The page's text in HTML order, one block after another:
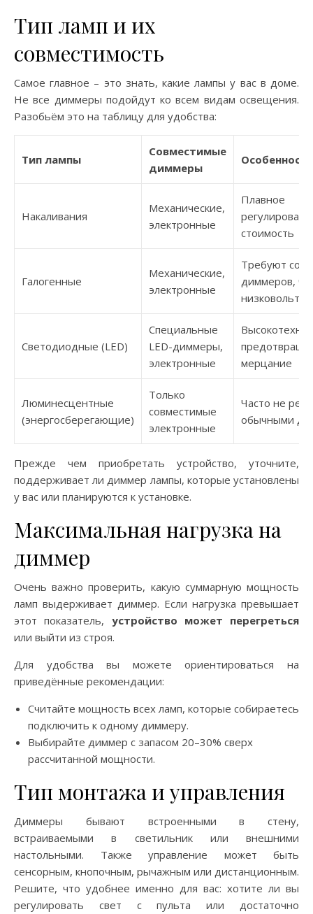
Тип ламп и их
совместимость
Самое главное – это знать, какие лампы у вас в доме.
Не все диммеры подойдут ко всем видам освещения.
Разобьём это на таблицу для удобства:
Тип лампы
Совместимые
диммеры
Накаливания
Механические,
электронные
Плавное
стоимость
Галогенные
Механические,
электронные
Требуют
диммеров,
Светодиодные (LED)
Специальные
LED-диммеры,
электронные
мерцание
Люминесцентные
(энергосберегающие)
Только
совместимые
электронные
Часто не
обычными
Прежде чем приобретать устройство, уточните,
поддерживает ли диммер лампы, которые установлены
у вас или планируются к установке.
Максимальная нагрузка на
диммер
Очень важно проверить, какую суммарную мощность
ламп выдерживает диммер. Если нагрузка превышает
этот показатель, устройство может перегреться
или выйти из строя.
Для удобства вы можете ориентироваться на
приведённые рекомендации:
Считайте мощность всех ламп, которые собираетесь
подключить к одному диммеру.
Выбирайте диммер с запасом 20–30% сверх
рассчитанной мощности.
Тип монтажа и управления
Диммеры бывают встроенными в стену,
встраиваемыми в светильник или внешними
настольными. Также управление может быть
сенсорным, кнопочным, рычажным или дистанционным.
Решите, что удобнее именно для вас: хотите ли вы
регулировать свет с пульта или достаточно